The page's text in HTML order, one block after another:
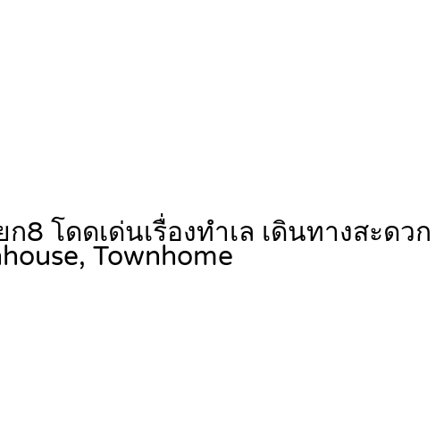
โดดเด่นเรื่องทำเล เดินทางสะดวก
Townhome